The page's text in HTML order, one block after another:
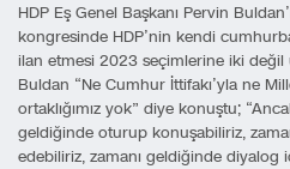
HDP Eş Genel Başkanı Pervin
kongresinde HDP’nin kendi
ilan etmesi 2023 seçimlerine iki
Buldan “Ne Cumhur İttifakı’yla ne
ortaklığımız yok” diye konuştu;
geldiğinde oturup konuşabiliriz,
edebiliriz, zamanı geldiğinde diyalog